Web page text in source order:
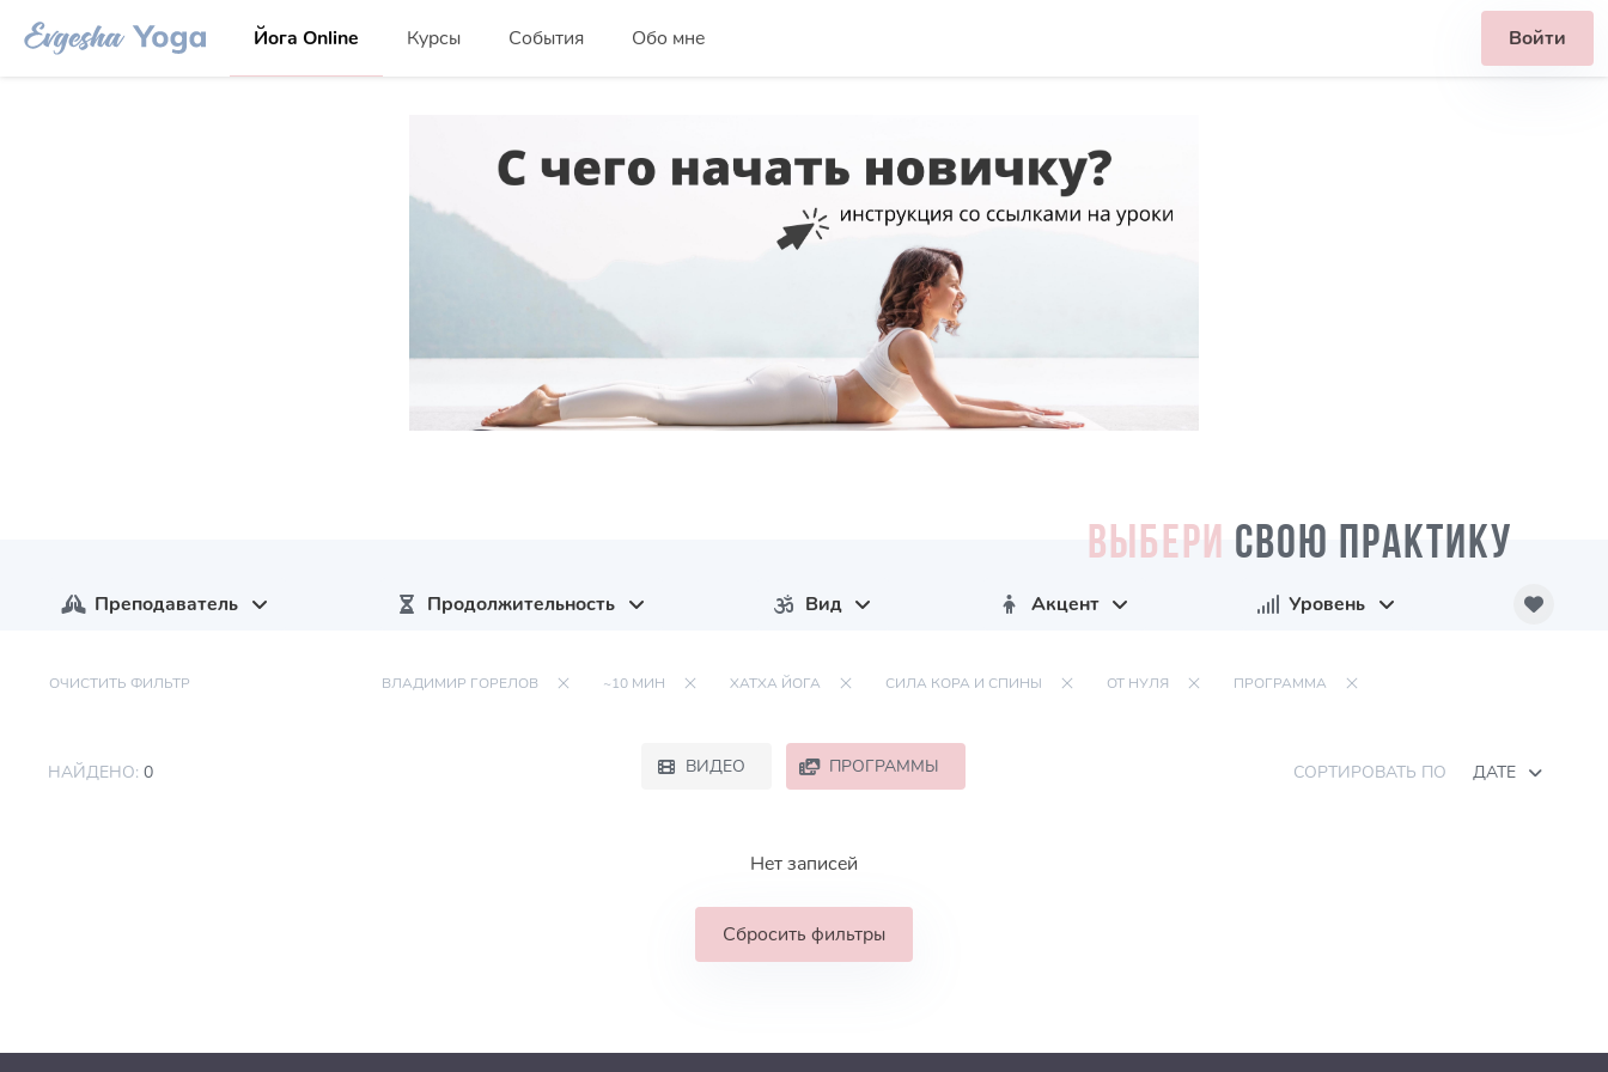
Йога Online Курсы События Обо мне Войти
ВЫБЕРИ СВОЮ ПРАКТИКУ
Преподаватель Продолжительность Вид Акцент Уровень
ОЧИСТИТЬ ФИЛЬТР ВЛАДИМИР ГОРЕЛОВ ~10 МИН ХАТХА ЙОГА СИЛА КОРА И СПИНЫ ОТ НУЛЯ ПРОГРАММА
НАЙДЕНО: 0 ВИДЕО ПРОГРАММЫ СОРТИРОВАТЬ ПО ДАТЕ
Нет записей
Сбросить фильтры